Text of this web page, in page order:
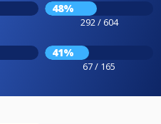
48%
292 / 604
41%
67 / 165